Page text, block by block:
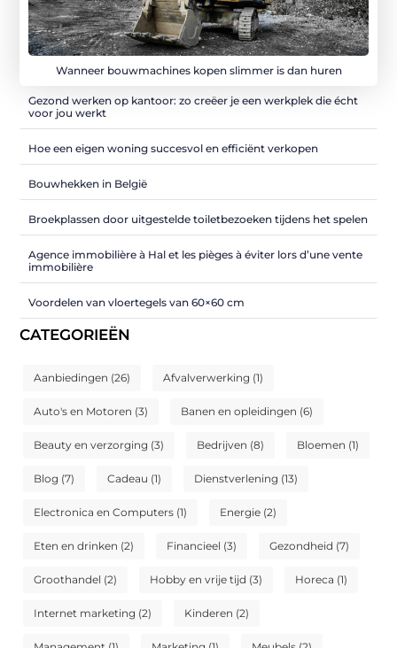
Wanneer bouwmachines kopen slimmer is dan huren
Gezond werken op kantoor: zo creëer je een werkplek die écht
voor jou werkt
Hoe een eigen woning succesvol en efficiënt verkopen
Bouwhekken in België
Broekplassen door uitgestelde toiletbezoeken tijdens het spelen
Agence immobilière à Hal et les pièges à éviter lors d’une vente
immobilière
Voordelen van vloertegels van 60×60 cm
CATEGORIEËN
Aanbiedingen (26) Afvalverwerking (1)
Auto's en Motoren (3) Banen en opleidingen (6)
Beauty en verzorging (3) Bedrijven (8) Bloemen (1)
Blog (7) Cadeau (1) Dienstverlening (13)
Electronica en Computers (1) Energie (2)
Eten en drinken (2) Financieel (3) Gezondheid (7)
Groothandel (2) Hobby en vrije tijd (3) Horeca (1)
Internet marketing (2) Kinderen (2)